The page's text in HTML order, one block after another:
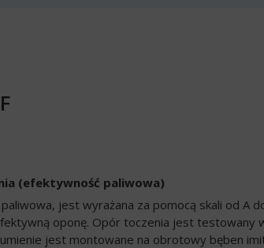
(efektywność paliwowa)
jest wyrażana za pomocą skali od A
oponę. Opór toczenia jest testowany
jest montowane na obrotowy bęben